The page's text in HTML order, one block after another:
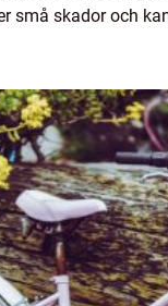
små skador och